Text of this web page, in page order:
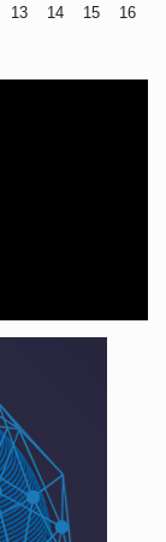
13 14 15
16